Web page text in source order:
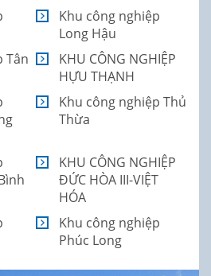
Khu công nghiệp
Long Hậu
Tân
KHU CÔNG NGHIỆP
HỰU THẠNH
Khu công nghiệp Thủ
Thừa
KHU CÔNG NGHIỆP
ĐỨC HÒA III-VIỆT
HÓA
Khu công nghiệp
Phúc Long